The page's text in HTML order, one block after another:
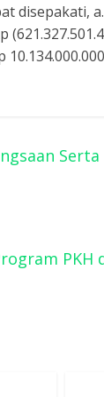
disepakati,
PKH